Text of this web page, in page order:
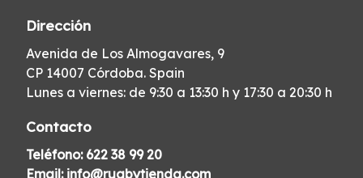
Dirección
Avenida de Los Almogavares, 9
CP 14007 Córdoba. Spain
Lunes a viernes: de 9:30 a 13:30 h y 17:30 a 20:30 h
Contacto
Teléfono: 622 38 99 20
Email: info@rugbytienda.com